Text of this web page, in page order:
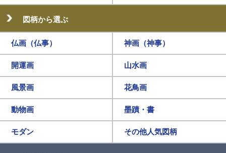
図柄から選ぶ
仏画（仏事） 神画（神事）
開運画 山水画
風景画 花鳥画
動物画 墨蹟・書
モダン その他人気図柄